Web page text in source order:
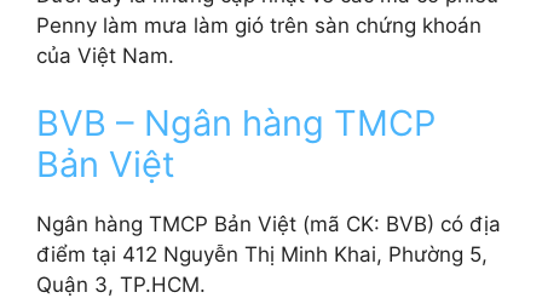
Penny làm mưa làm gió trên sàn chứng khoán
của Việt Nam.
BVB – Ngân hàng TMCP
Bản Việt
Ngân hàng TMCP Bản Việt (mã CK: BVB) có địa
điểm tại 412 Nguyễn Thị Minh Khai, Phường 5,
Quận 3, TP.HCM.